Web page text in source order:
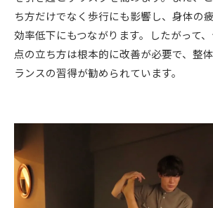
ち方だけでなく歩行にも影響し、身体の
効率低下にもつながります。したがって
点の立ち方は根本的に改善が必要で、整
ランスの習得が勧められています。